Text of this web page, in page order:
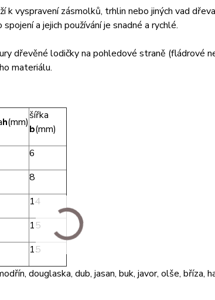
k vyspravení zásmolků, trhlin nebo jiných vad
a jejich používání je snadné a rychlé.
dřevěné lodičky na pohledové straně (fládrové
materiálu.
h(mm)
šířka
b(mm)
6
8
14
15
15
douglaska, dub, jasan, buk, javor, olše, bříza,